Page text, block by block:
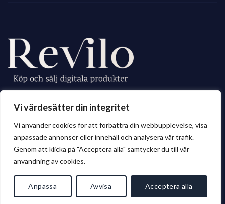
Vi värdesätter din integritet
Vi använder cookies för att förbättra din webbupplevelse, visa
anpassade annonser eller innehåll och analysera vår trafik.
Genom att klicka på "Acceptera alla" samtycker du till vår
användning av cookies.
Anpassa Avvisa Acceptera alla
erbjuder ett brett sortiment av digitalt material till privatperson och företag.
© 2026 Revilo.se